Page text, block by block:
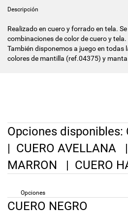
Descripción
Realizado en cuero y forrado en tela.
combinaciones de color de cuero y tela.
También disponemos a juego en todas
colores de mantilla (ref.04375) y
Opciones disponibles:
| CUERO AVELLANA |
MARRON | CUERO
Opciones
CUERO NEGRO